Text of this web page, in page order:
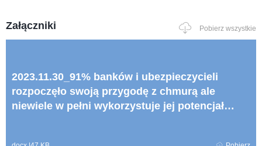
Załączniki Pobierz wszystkie
2023.11.30_91% banków i ubezpieczycieli
rozpoczęło swoją przygodę z chmurą ale
niewiele w pełni wykorzystuje jej potencjał